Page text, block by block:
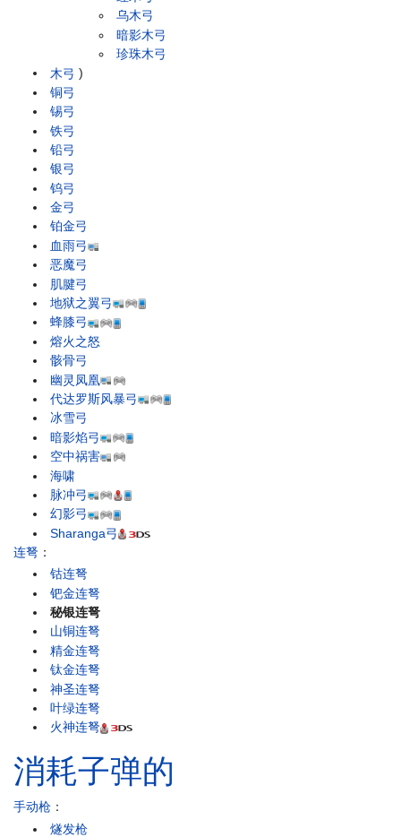
木弓
乌木弓
暗影木弓
珍珠木弓
)
铜弓
锡弓
铁弓
铅弓
银弓
钨弓
金弓
铂金弓
血雨弓
恶魔弓
肌腱弓
地狱之翼弓
蜂膝弓
熔火之怒
骸骨弓
幽灵凤凰
代达罗斯风暴弓
冰雪弓
暗影焰弓
空中祸害
海啸
脉冲弓
幻影弓
Sharanga弓
连弩 ：
钴连弩
钯金连弩
秘银连弩
山铜连弩
精金连弩
钛金连弩
神圣连弩
叶绿连弩
火神连弩
消耗子弹的
手动枪 ：
燧发枪